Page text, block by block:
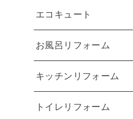
エコキュート
お風呂リフォーム
キッチンリフォーム
トイレリフォーム